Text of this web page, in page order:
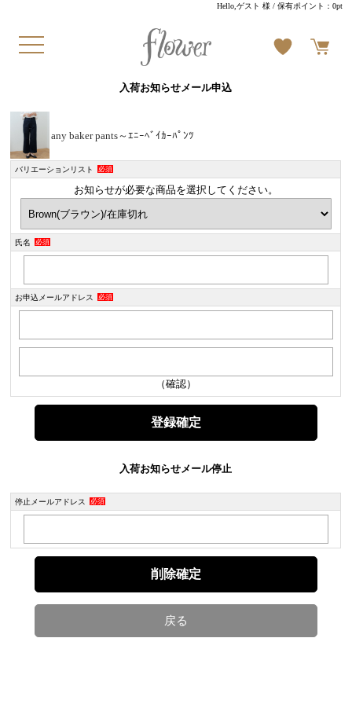
Hello,ゲスト 様 / 保有ポイント：0pt
入荷お知らせメール申込
any baker pants～ｴﾆｰﾍﾞｲｶｰﾊﾟﾝﾂ
バリエーションリスト 必須
お知らせが必要な商品を選択してください。
氏名 必須
お申込メールアドレス 必須
（確認）
入荷お知らせメール停止
停止メールアドレス 必須